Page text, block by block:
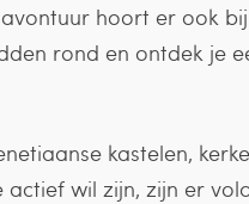
hoort er ook
rond en ontdek je
kastelen,
actief wil zijn, zijn er